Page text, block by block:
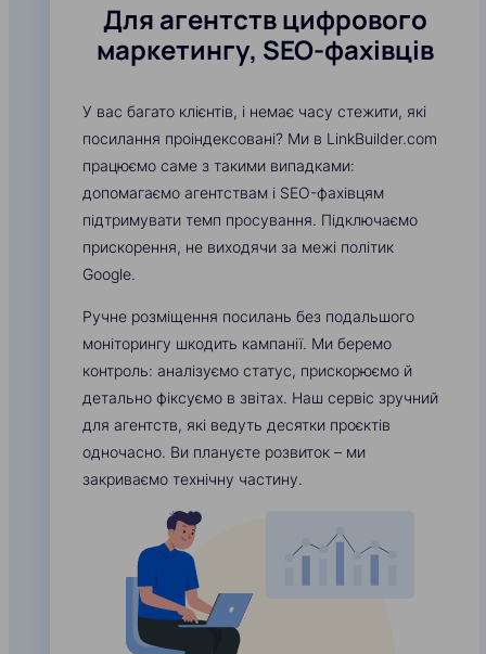
Для агентств цифрового
маркетингу, SEO-фахівців
У вас багато клієнтів, і немає часу стежити, які
посилання проіндексовані? Ми в LinkBuilder.com
працюємо саме з такими випадками:
допомагаємо агентствам і SEO-фахівцям
підтримувати темп просування. Підключаємо
прискорення, не виходячи за межі політик
Google.
Ручне розміщення посилань без подальшого
моніторингу шкодить кампанії. Ми беремо
контроль: аналізуємо статус, прискорюємо й
детально фіксуємо в звітах. Наш сервіс зручний
для агентств, які ведуть десятки проєктів
одночасно. Ви плануєте розвиток – ми
закриваємо технічну частину.